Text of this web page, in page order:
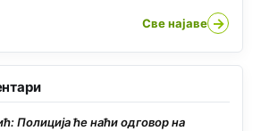
Све најаве →
Полиција ће наћи одговор на